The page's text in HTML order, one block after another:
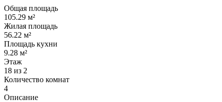
Общая площадь
105.29 м²
Жилая площадь
56.22 м²
Площадь кухни
9.28 м²
Этаж
18 из 2
Количество комнат
4
Описание